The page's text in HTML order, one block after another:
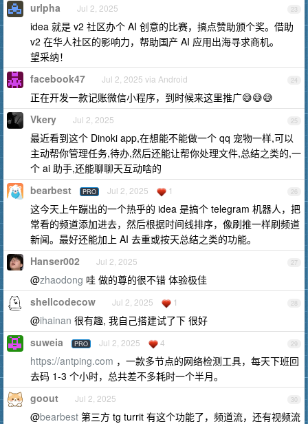
23
urlpha Jul 2, 2025
idea 就是 v2 社区办个 AI 创意的比赛，搞点赞助颁个奖。借助
v2 在华人社区的影响力，帮助国产 AI 应用出海寻求商机。
望采纳！
24
facebook47 Jul 2, 2025 via Android
正在开发一款记账微信小程序，到时候来这里推广😅😅😅
25
Vkery Jul 2, 2025
最近看到这个 Dinoki app,在想能不能做一个 qq 宠物一样,可以
主动帮你管理任务,待办,然后还能让帮你处理文件,总结之类的,一
个 ai 助手,还能聊聊天互动啥的
26
bearbest PRO Jul 2, 2025 1
这今天上午蹦出的一个热乎的 idea 是搞个 telegram 机器人，把
常看的频道添加进去，然后根据时间线排序，像刷推一样刷频道
新闻。最好还能加上 AI 去重或按天总结之类的功能。
27
Hanser002 Jul 2, 2025
@zhaodong 哇 做的尊的很不错 体验极佳
28
shellcodecow Jul 2, 2025 1
@ihainan 很有趣, 我自己搭建试了下 很好
29
suweia PRO Jul 2, 2025 4
https://antping.com ，一款多节点的网络检测工具，每天下班回
去码 1-3 个小时，总共差不多耗时一个半月。
30
goout Jul 2, 2025
@bearbest 第三方 tg turrit 有这个功能了，频道流，还有视频流